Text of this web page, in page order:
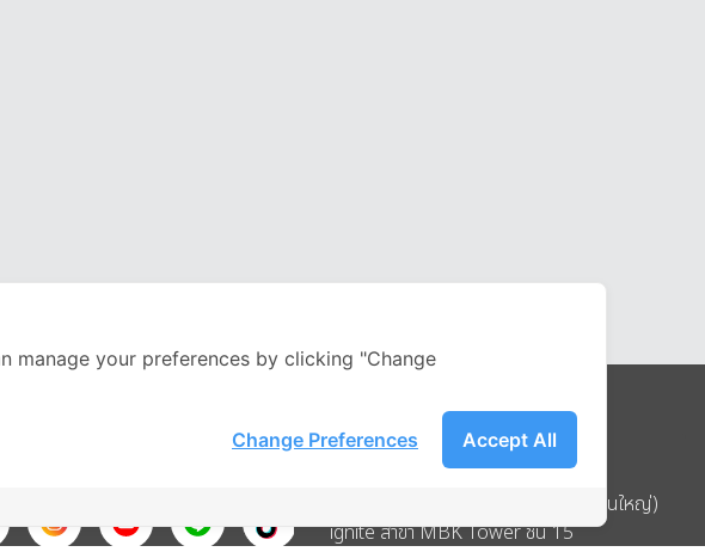
Address
บริษัท อิกไนท์ เอ สตาร์ จำกัด (สำนักงานใหญ่)
ignite สาขา MBK Tower ชั้น 15
manage your preferences by clicking "Change
Accept All
Change Preferences